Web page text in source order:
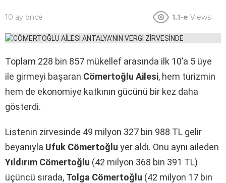
10 ay önce 1.1-e Views
Toplam 228 bin 857 mükellef arasında ilk 10’a 5 üye
ile girmeyi başaran Cömertoğlu Ailesi, hem turizmin
hem de ekonomiye katkının gücünü bir kez daha
gösterdi.
Listenin zirvesinde 49 milyon 327 bin 988 TL gelir
beyanıyla Ufuk Cömertoğlu yer aldı. Onu aynı aileden
Yıldırım Cömertoğlu (42 milyon 368 bin 391 TL)
üçüncü sırada, Tolga Cömertoğlu (42 milyon 17 bin